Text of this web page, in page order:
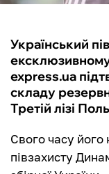
Український
express.ua
складу
Третій лізі
Свого часу
півзахисту